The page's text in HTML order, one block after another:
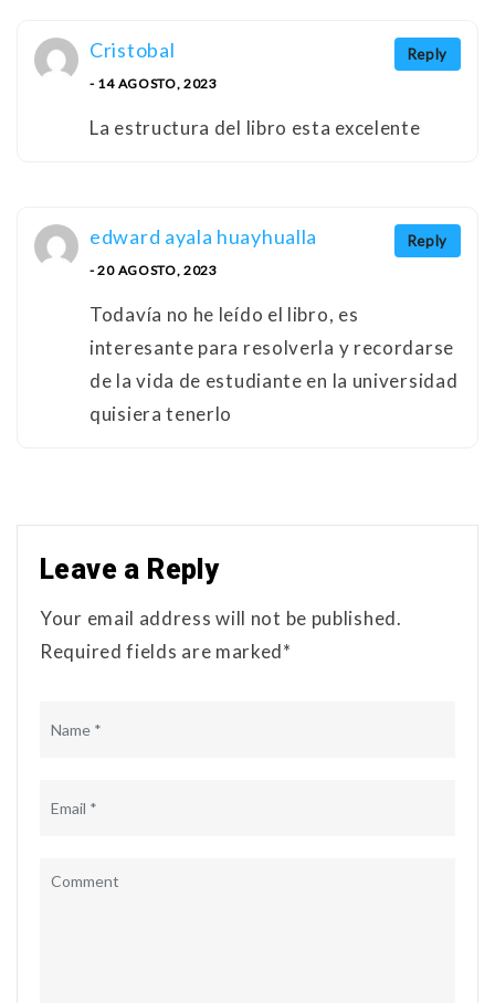
Reply
Cristobal
- 14 AGOSTO, 2023
La estructura del libro esta excelente
Reply
edward ayala huayhualla
- 20 AGOSTO, 2023
Todavía no he leído el libro, es
interesante para resolverla y recordarse
de la vida de estudiante en la universidad
quisiera tenerlo
Leave a Reply
Your email address will not be published.
Required fields are marked*